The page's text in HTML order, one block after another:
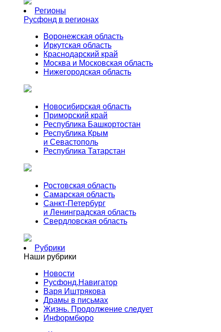
Регионы
Русфонд в регионах
Воронежская область
Иркутская область
Краснодарский край
Москва и Московская область
Нижегородская область
Новосибирская область
Приморский край
Республика Башкортостан
Республика Крым
и Севастополь
Республика Татарстан
Ростовская область
Самарская область
Санкт-Петербург
и Ленинградская область
Свердловская область
Рубрики
Наши рубрики
Новости
Русфонд.Навигатор
Варя Иштрякова
Драмы в письмах
Жизнь. Продолжение следует
Информбюро